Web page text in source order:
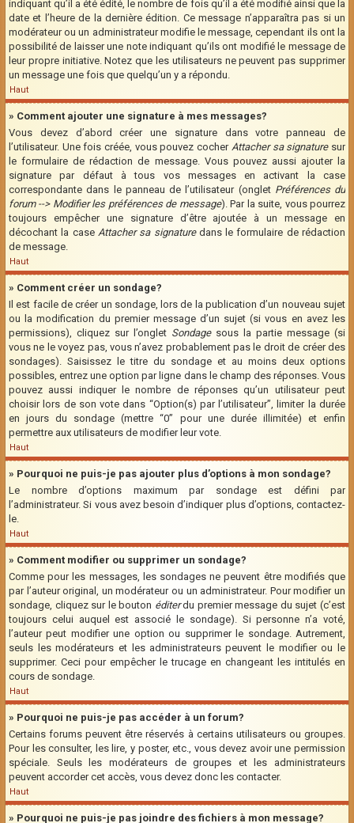
indiquant qu’il a été édité, le nombre de fois qu’il a été modifié ainsi que la
date et l’heure de la dernière édition. Ce message n’apparaîtra pas si un
modérateur ou un administrateur modifie le message, cependant ils ont la
possibilité de laisser une note indiquant qu’ils ont modifié le message de
leur propre initiative. Notez que les utilisateurs ne peuvent pas supprimer
un message une fois que quelqu’un y a répondu.
Haut
» Comment ajouter une signature à mes messages?
Vous devez d’abord créer une signature dans votre panneau de
l’utilisateur. Une fois créée, vous pouvez cocher Attacher sa signaturesur
le formulaire de rédaction de message. Vous pouvez aussi ajouter la
signature par défaut à tous vos messages en activant la case
correspondante dans le panneau de l’utilisateur (onglet Préférences du
forum --> Modifier les préférences de message). Par la suite, vous pourrez
toujours empêcher une signature d’être ajoutée à un message en
décochant la case Attacher sa signaturedans le formulaire de rédaction
de message.
Haut
» Comment créer un sondage?
Il est facile de créer un sondage, lors de la publication d’un nouveau sujet
ou la modification du premier message d’un sujet (si vous en avez les
permissions), cliquez sur l’onglet Sondagesous la partie message (si
vous ne le voyez pas, vous n’avez probablement pas le droit de créer des
sondages). Saisissez le titre du sondage et au moins deux options
possibles, entrez une option par ligne dans le champ des réponses. Vous
pouvez aussi indiquer le nombre de réponses qu’un utilisateur peut
choisir lors de son vote dans “Option(s) par l’utilisateur”, limiter la durée
en jours du sondage (mettre “0” pour une durée illimitée) et enfin
permettre aux utilisateurs de modifier leur vote.
Haut
» Pourquoi ne puis-je pas ajouter plus d’options à mon sondage?
Le nombre d’options maximum par sondage est défini par
l’administrateur. Si vous avez besoin d’indiquer plus d’options, contactez-
le.
Haut
» Comment modifier ou supprimer un sondage?
Comme pour les messages, les sondages ne peuvent être modifiés que
par l’auteur original, un modérateur ou un administrateur. Pour modifier un
sondage, cliquez sur le bouton éditerdu premier message du sujet (c’est
toujours celui auquel est associé le sondage). Si personne n’a voté,
l’auteur peut modifier une option ou supprimer le sondage. Autrement,
seuls les modérateurs et les administrateurs peuvent le modifier ou le
supprimer. Ceci pour empêcher le trucage en changeant les intitulés en
cours de sondage.
Haut
» Pourquoi ne puis-je pas accéder à un forum?
Certains forums peuvent être réservés à certains utilisateurs ou groupes.
Pour les consulter, les lire, y poster, etc., vous devez avoir une permission
spéciale. Seuls les modérateurs de groupes et les administrateurs
peuvent accorder cet accès, vous devez donc les contacter.
Haut
» Pourquoi ne puis-je pas joindre des fichiers à mon message?